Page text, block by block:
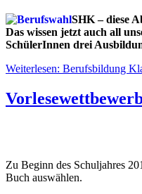
SHK – diese
Das wissen jetzt auch all
SchülerInnen drei
Weiterlesen: Berufsbildung
Zu Beginn des Schuljahres
Buch auswählen.